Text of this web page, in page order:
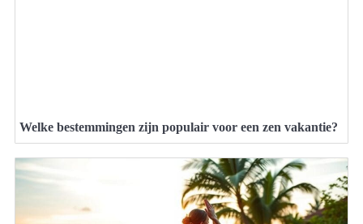
Welke bestemmingen zijn populair voor een zen vakantie?